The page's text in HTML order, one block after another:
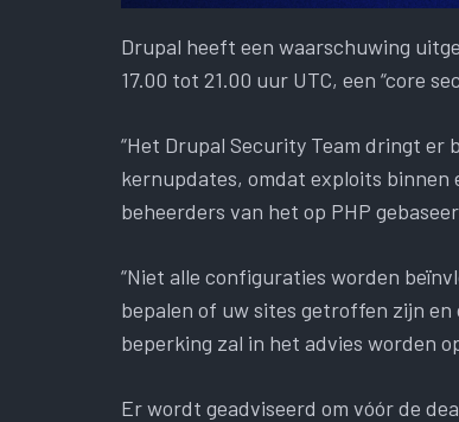
Drupal heeft een waarschuwing
17.00 tot 21.00 uur UTC, een “core
“Het Drupal Security Team dringt
kernupdates, omdat exploits binnen
beheerders van het op PHP
“Niet alle configuraties worden
bepalen of uw sites getroffen zijn
beperking zal in het advies worden
Er wordt geadviseerd om vóór de